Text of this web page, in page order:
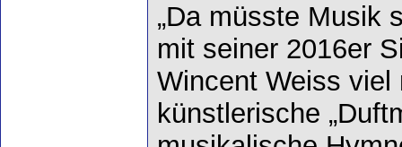
„Da müsste Musik
mit seiner 2016er
Wincent Weiss viel
künstlerische